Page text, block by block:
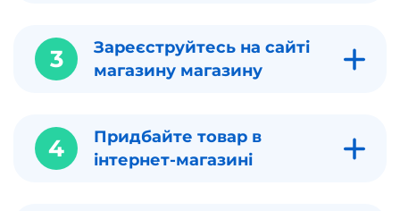
3
Зареєструйтесь на сайті
магазину магазину
4
Придбайте товар в
інтернет-магазині